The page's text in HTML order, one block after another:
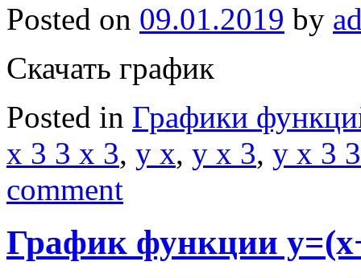
Posted on 09.01.2019 by
Скачать график
Posted in Графики
x 3 3 x 3, y x, y x 3, y x 3 3
comment
График функции